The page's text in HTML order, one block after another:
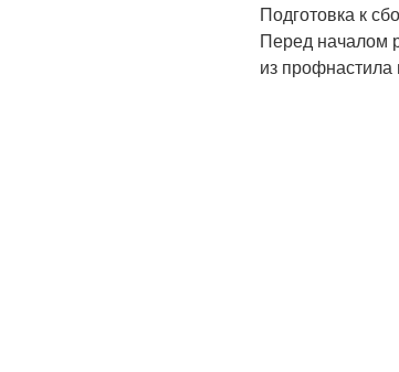
Подготовка к
Перед началом
из